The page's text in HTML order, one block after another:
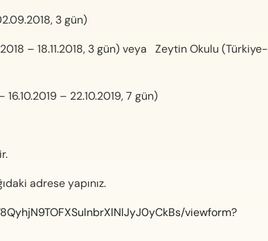
3 gün)
– 18.11.2018, 3 gün) veya Zeytin Okulu (Türkiye-
– 22.10.2019, 7 gün)
adrese yapınız.
viewform?